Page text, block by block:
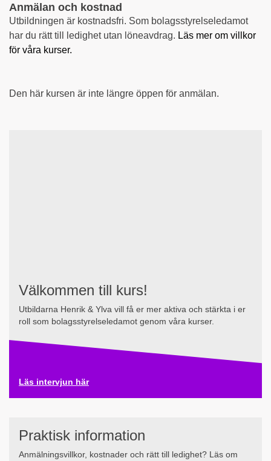
Anmälan och kostnad
Utbildningen är kostnadsfri. Som bolagsstyrelseledamot
har du rätt till ledighet utan löneavdrag. Läs mer om villkor
för våra kurser.
Den här kursen är inte längre öppen för anmälan.
Välkommen till kurs!
Utbildarna Henrik & Ylva vill få er mer aktiva och stärkta i er
roll som bolagsstyrelseledamot genom våra kurser.
Läs intervjun här
Praktisk information
Anmälningsvillkor, kostnader och rätt till ledighet? Läs om